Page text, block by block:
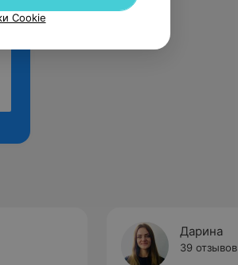
Дарина
39 отзывов
Cookie